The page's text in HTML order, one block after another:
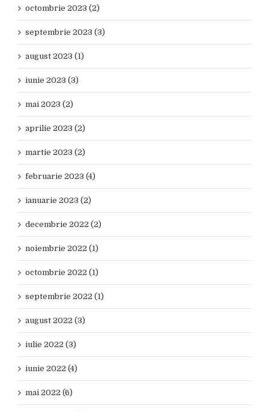
octombrie 2023 (2)
septembrie 2023 (3)
august 2023 (1)
iunie 2023 (3)
mai 2023 (2)
aprilie 2023 (2)
martie 2023 (2)
februarie 2023 (4)
ianuarie 2023 (2)
decembrie 2022 (2)
noiembrie 2022 (1)
octombrie 2022 (1)
septembrie 2022 (1)
august 2022 (3)
iulie 2022 (3)
iunie 2022 (4)
mai 2022 (6)